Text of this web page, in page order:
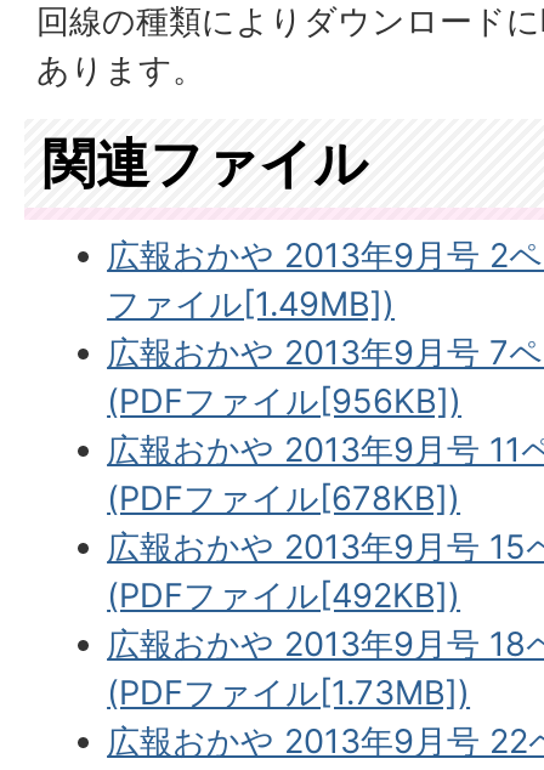
回線の種類によりダウンロード
あります。
関連ファイル
広報おかや 2013年9月号 2
ファイル[1.49MB])
広報おかや 2013年9月号 7
(PDFファイル[956KB])
広報おかや 2013年9月号 11
(PDFファイル[678KB])
広報おかや 2013年9月号 15
(PDFファイル[492KB])
広報おかや 2013年9月号 18
(PDFファイル[1.73MB])
広報おかや 2013年9月号